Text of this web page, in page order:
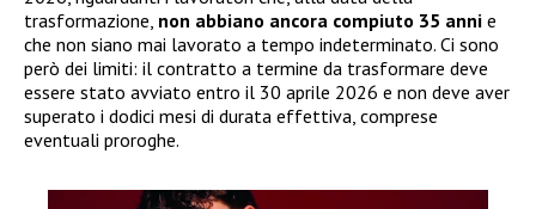
trasformazione, non abbiano ancora compiuto 35 anni e
che non siano mai lavorato a tempo indeterminato. Ci sono
però dei limiti: il contratto a termine da trasformare deve
essere stato avviato entro il 30 aprile 2026 e non deve aver
superato i dodici mesi di durata effettiva, comprese
eventuali proroghe.